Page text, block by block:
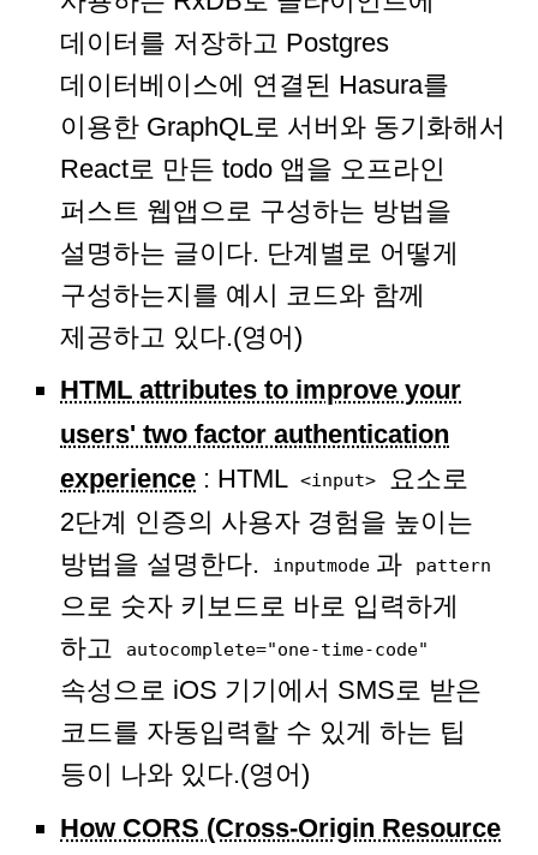
데이터를 저장하고 Postgres
데이터베이스에 연결된 Hasura를
이용한 GraphQL로 서버와 동기화해서
React로 만든 todo 앱을 오프라인
퍼스트 웹앱으로 구성하는 방법을
설명하는 글이다. 단계별로 어떻게
구성하는지를 예시 코드와 함께
제공하고 있다.(영어)
HTML attributes to improve your
users' two factor authentication
experience : HTML <input>
요소로
2단계 인증의 사용자 경험을 높이는
방법을 설명한다.
inputmode 과 pattern
으로 숫자 키보드로 바로 입력하게
하고
autocomplete="one-time-code"
속성으로 iOS 기기에서 SMS로 받은
코드를 자동입력할 수 있게 하는 팁
등이 나와 있다.(영어)
How CORS (Cross-Origin Resource